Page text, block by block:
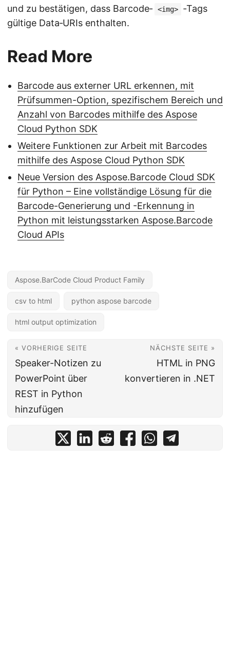
und zu bestätigen, dass Barcode‑
<img>
‑Tags
gültige Data‑URIs enthalten.
Read More
Barcode aus externer URL erkennen, mit
Prüfsummen-Option, spezifischem Bereich und
Anzahl von Barcodes mithilfe des Aspose
Cloud Python SDK
Weitere Funktionen zur Arbeit mit Barcodes
mithilfe des Aspose Cloud Python SDK
Neue Version des Aspose.Barcode Cloud SDK
für Python – Eine vollständige Lösung für die
Barcode-Generierung und -Erkennung in
Python mit leistungsstarken Aspose.Barcode
Cloud APIs
Aspose.BarCode Cloud Product Family
csv to html python aspose barcode
html output optimization
« VORHERIGE SEITE
Speaker-Notizen zu
PowerPoint über
REST in Python
hinzufügen
NÄCHSTE SEITE »
HTML in PNG
konvertieren in .NET